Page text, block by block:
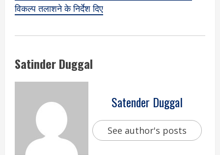
विकल्प तलाशने के निर्देश दिए
Satinder Duggal
Satender Duggal
See author's posts